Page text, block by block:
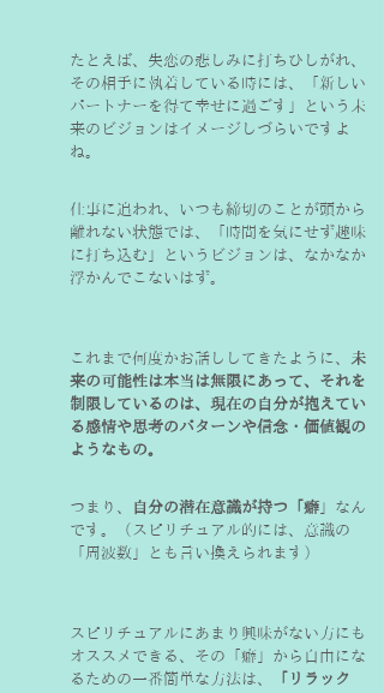
たとえば、失恋の悲しみに打ちひしがれ、
その相手に執着している時には、「新しい
パートナーを得て幸せに過ごす」という未
来のビジョンはイメージしづらいですよ
ね。
仕事に追われ、いつも締切のことが頭から
離れない状態では、「時間を気にせず趣味
に打ち込む」というビジョンは、なかなか
浮かんでこないはず。
これまで何度かお話ししてきたように、 未
来の可能性は本当は無限にあって、それを
制限しているのは、現在の自分が抱えてい
る感情や思考のパターンや信念・価値観の
ようなもの。
つまり、 自分の潜在意識が持つ「癖 」なん
です。（スピリチュアル的には、意識の
スピリチュアルにあまり興味がない方にも
オススメできる、その「癖」から自由にな
るための一番簡単な方法は、
「リラック